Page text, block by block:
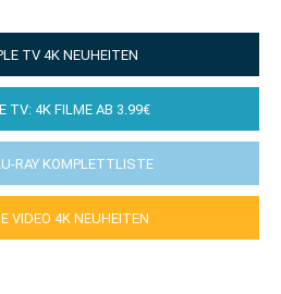
TV 4K NEUHEITEN
TV: 4K FILME AB 3.99€
RAY KOMPLETTLISTE
VIDEO 4K NEUHEITEN